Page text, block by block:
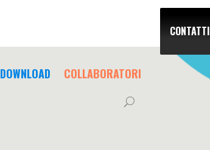
DOWNLOAD COLLABORATORI
CONTATTI